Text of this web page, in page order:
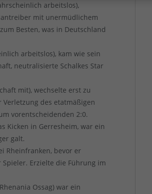
arbeitslos),
mit unermüdlichem
Besten, was in Deutschland
arbeitslos), kam wie sein
neutralisierte Schalkes Star
mit), wechselte erst zu
des etatmäßigen
vorentscheidenden 2:0.
Kicken in Gerresheim, war ein
galt.
Rheinfranken, bevor er
Erzielte die Führung im
Ossag) war ein